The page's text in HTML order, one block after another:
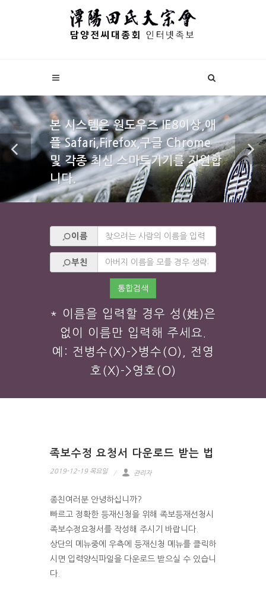
본 시스템은 원도우즈 IE8이상,애
플 Safari,Firefox,구글 Chrome
및 각종 최신 스마트기기를 지원합
니다.
이름
부친
통합검색
* 이름을 입력할 경우 성(姓)은
없이 이름만 입력해 주세요.
예: 전병수(X)->병수(O), 전영
호(X)->영호(O)
족보수정 요청서 다운로드 받는 법
2019-12-19 목요일 관리자
종친여러분 안녕하십니까?
빠르고 정확한 등재신청을 위해 족보등재선청시
족보수정요청서를 작성해 주시기 바랍니다.
상단의 메뉴중에 우측에 등재신청 메뉴를 클릭하
시면 입력양식파일을 다운로드 받으실 수 있습니
다.